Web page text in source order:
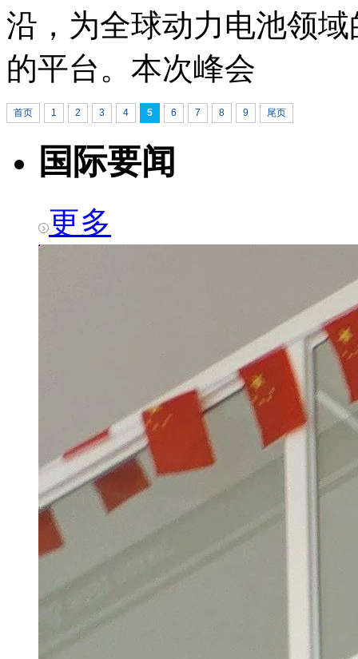
沿，为全球动力电池领
的平台。本次峰会
首页 1 2 3 4 5 6 7 8 9 尾页
国际要闻
更多